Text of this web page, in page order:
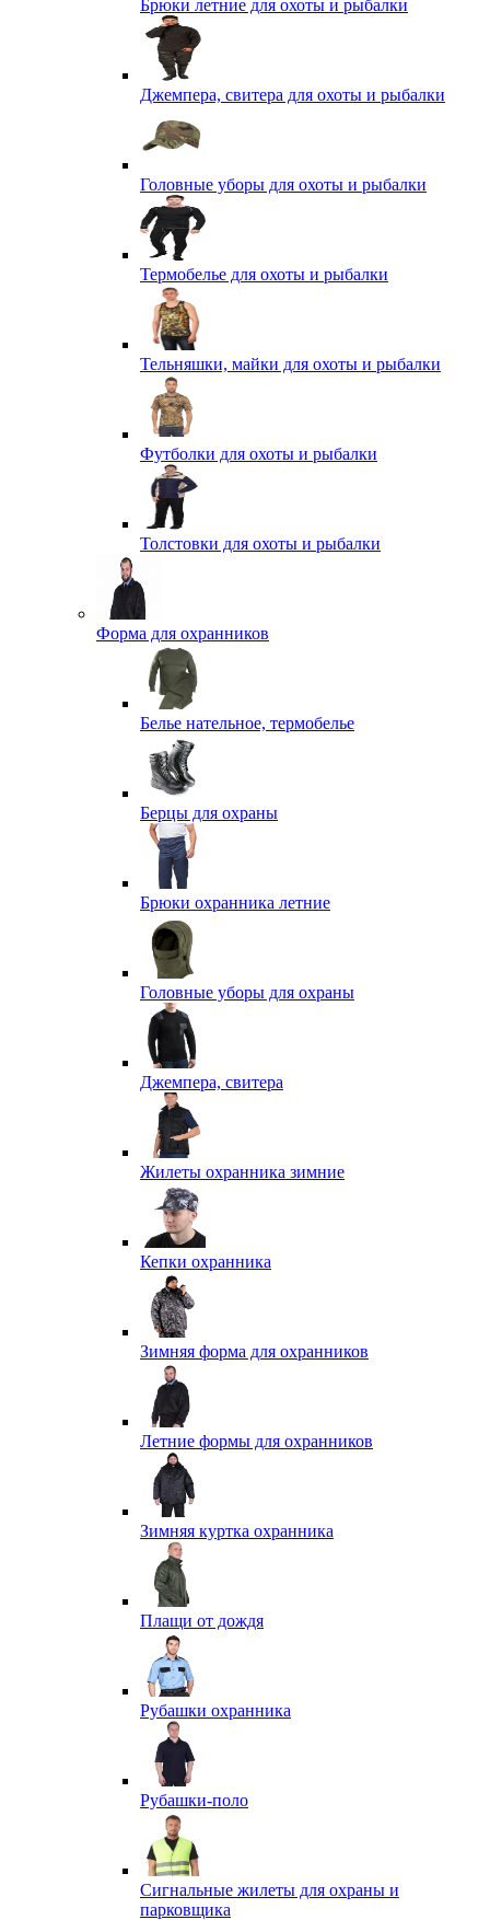
Брюки летние для охоты и рыбалки
Джемпера, свитера для охоты и рыбалки
Головные уборы для охоты и рыбалки
Термобелье для охоты и рыбалки
Тельняшки, майки для охоты и рыбалки
Футболки для охоты и рыбалки
Толстовки для охоты и рыбалки
Форма для охранников
Белье нательное, термобелье
Берцы для охраны
Брюки охранника летние
Головные уборы для охраны
Джемпера, свитера
Жилеты охранника зимние
Кепки охранника
Зимняя форма для охранников
Летние формы для охранников
Зимняя куртка охранника
Плащи от дождя
Рубашки охранника
Рубашки-поло
Сигнальные жилеты для охраны и
парковщика